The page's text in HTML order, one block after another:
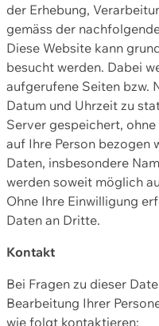
der Erhebung,
gemäss der
Diese Website kann
besucht werden. Dabei
aufgerufene Seiten bzw.
Datum und Uhrzeit zu
Server gespeichert,
auf Ihre Person bezogen
Daten, insbesondere
werden soweit möglich
Ohne Ihre Einwilligung
Daten an Dritte.
Kontakt
Bei Fragen zu dieser
Bearbeitung Ihrer
wie folgt kontaktieren: